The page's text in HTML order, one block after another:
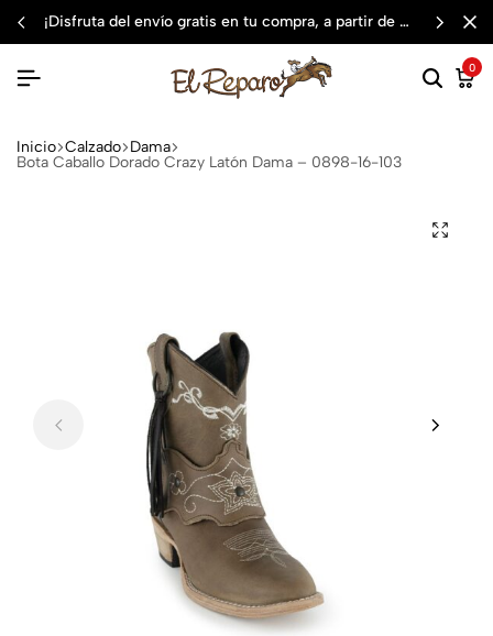
¡disfruta del envío gratis en tu compra, a partir de $3,000 mxn
0
Inicio Calzado Dama
Bota Caballo Dorado Crazy Latón Dama – 0898-16-103